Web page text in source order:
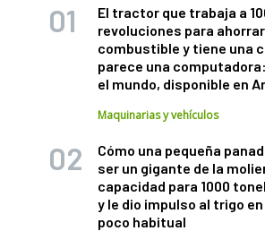
El tractor que trabaja a
revoluciones para ahorrar
combustible y tiene una
parece una
el mundo, disponible en
Maquinarias y vehículos
Cómo una pequeña
ser un gigante de la
capacidad para 1000
y le dio impulso al trigo
poco habitual